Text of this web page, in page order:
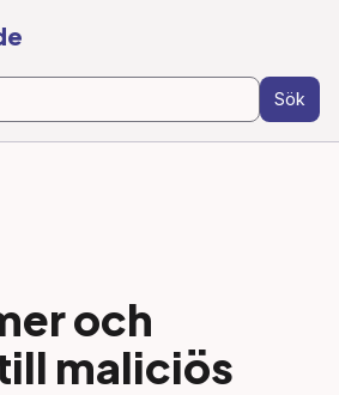
Sök
och
maliciös